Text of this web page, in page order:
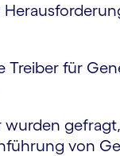
Treiber für
wurden
von